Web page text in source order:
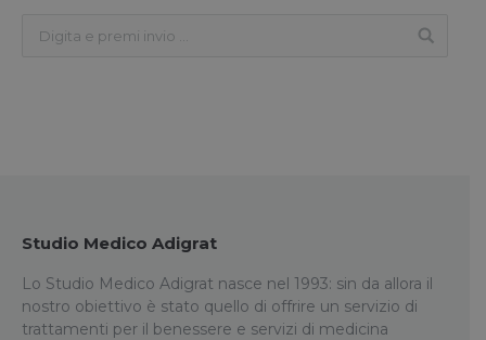
Studio Medico Adigrat
Lo Studio Medico Adigrat nasce nel 1993: sin da allora il
nostro obiettivo è stato quello di offrire un servizio di
trattamenti per il benessere e servizi di medicina